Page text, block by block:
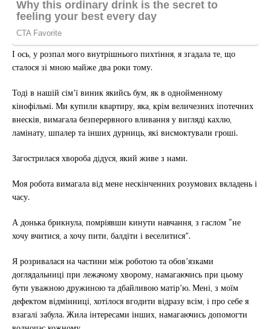
І ось, у розпал мого внутрішнього пихтіння, я згадала те, що
сталося зі мною майже два роки тому.
Тоді в нашій сім’ї виник якийсь бум, як в однойменному
кінофільмі. Ми купили квартиру, яка, крім величезних іпотечних
внесків, вимагала безперервного вливання у вигляді кахлю,
ламінату, шпалер та інших дурниць, які висмоктували гроші.
Загострилася хвороба дідуся, який живе з нами.
Моя робота вимагала від мене нескінченних розумових вкладень і
часу.
А донька брикнула, помріявши кинути навчання, з гаслом “не
хочу вчитися, а хочу пити, балдіти і веселитися”.
Я розривалася на частини між роботою та обов’язками
доглядальниці при лежачому хворому, намагаючись при цьому
бути уважною дружиною та дбайливою матір’ю. Мені, з моїм
дефектом відмінниці, хотілося вгодити відразу всім, і про себе я
взагалі забула. Жила інтересами інших, намагаючись допомогти